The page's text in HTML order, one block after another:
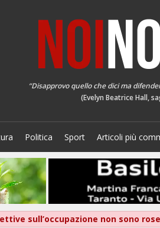
“Disapprovo quello che dici ma
(Evelyn Beatrice Hall,
Politica Sport Articoli più
sull’occupazione non sono